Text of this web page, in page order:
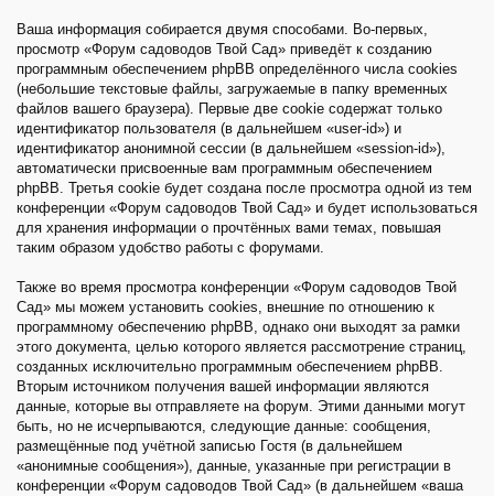
Ваша информация собирается двумя способами. Во-первых,
просмотр «Форум садоводов Твой Сад» приведёт к созданию
программным обеспечением phpBB определённого числа cookies
(небольшие текстовые файлы, загружаемые в папку временных
файлов вашего браузера). Первые две cookie содержат только
идентификатор пользователя (в дальнейшем «user-id») и
идентификатор анонимной сессии (в дальнейшем «session-id»),
автоматически присвоенные вам программным обеспечением
phpBB. Третья cookie будет создана после просмотра одной из тем
конференции «Форум садоводов Твой Сад» и будет использоваться
для хранения информации о прочтённых вами темах, повышая
таким образом удобство работы с форумами.
Также во время просмотра конференции «Форум садоводов Твой
Сад» мы можем установить cookies, внешние по отношению к
программному обеспечению phpBB, однако они выходят за рамки
этого документа, целью которого является рассмотрение страниц,
созданных исключительно программным обеспечением phpBB.
Вторым источником получения вашей информации являются
данные, которые вы отправляете на форум. Этими данными могут
быть, но не исчерпываются, следующие данные: сообщения,
размещённые под учётной записью Гостя (в дальнейшем
«анонимные сообщения»), данные, указанные при регистрации в
конференции «Форум садоводов Твой Сад» (в дальнейшем «ваша